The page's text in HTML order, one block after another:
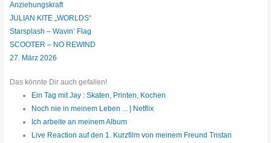
Anziehungskraft
JULIAN KITE „WORLDS“
Starsplash – Wavin‘ Flag
SCOOTER – NO REWIND
27. März 2026
Das könnte Dir auch gefallen!
Ein Tag mit Jay : Skaten, Printen, Kochen
Noch nie in meinem Leben ... | Netflix
Ich arbeite an meinem Album
Live Reaction auf den 1. Kurzfilm von meinem Freund Tristan